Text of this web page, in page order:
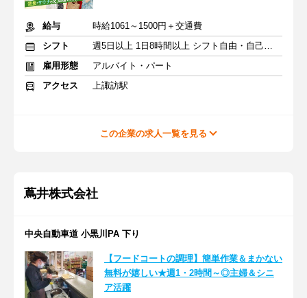
給与
時給1061～1500円＋交通費
シフト
週5日以上 1日8時間以上 シフト自由・自己申告
雇用形態
アルバイト・パート
アクセス
上諏訪駅
この企業の求人一覧を見る
蔦井株式会社
中央自動車道 小黒川PA 下り
【フードコートの調理】簡単作業＆まかない
無料が嬉しい★週1・2時間～◎主婦＆シニ
ア活躍